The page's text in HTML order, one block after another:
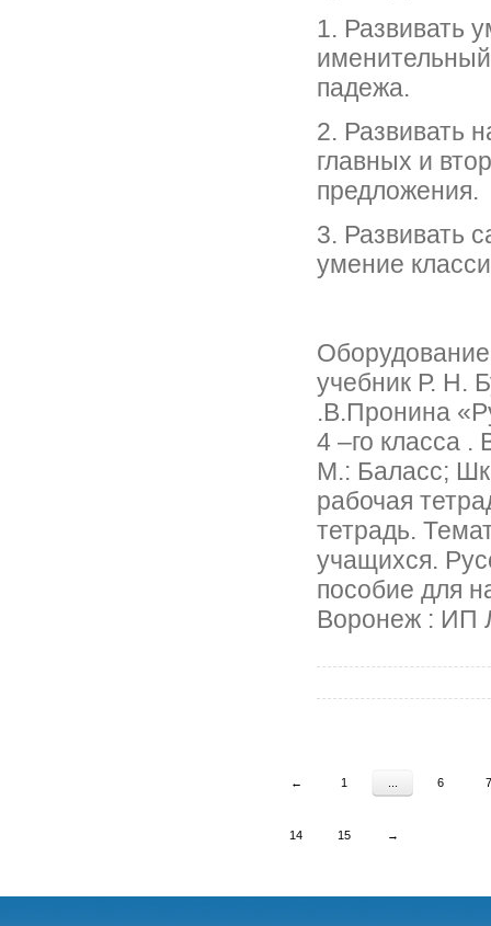
1. Развивать
падежа.
2. Развивать
главных и
предложения.
3. Развивать
умение
учебник Р. Н.
.В.Пронина
4 –го класса .
М.: Баласс;
рабочая
тетрадь.
учащихся.
пособие для
Воронеж : ИП
← 1 6 7
14 15 →